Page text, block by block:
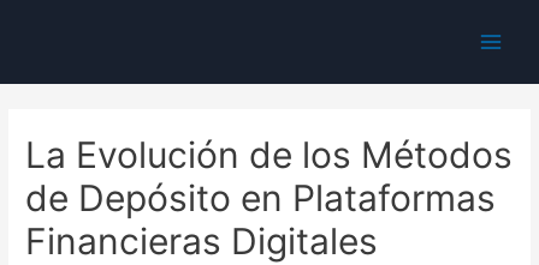
La Evolución de los Métodos
de Depósito en Plataformas
Financieras Digitales